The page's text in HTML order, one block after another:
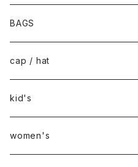
BAGS
cap / hat
kid's
women's